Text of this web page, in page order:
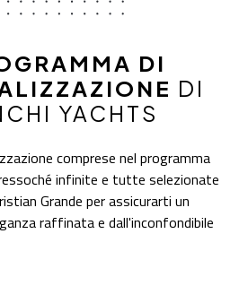
DI
DI
YACHTS
comprese nel programma
infinite e tutte selezionate
Grande per assicurarti un
raffinata e dall'inconfondibile